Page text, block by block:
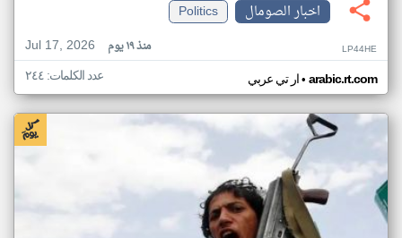
اخبار الصومال
Politics
Jul 17, 2026
منذ ١٩ يوم LP44HE
ار تي عربي• arabic.rt.com عدد الكلمات: ٢٤٤